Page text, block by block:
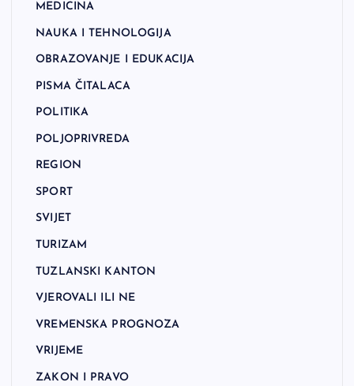
MEDICINA
NAUKA I TEHNOLOGIJA
OBRAZOVANJE I EDUKACIJA
PISMA ČITALACA
POLITIKA
POLJOPRIVREDA
REGION
SPORT
SVIJET
TURIZAM
TUZLANSKI KANTON
VJEROVALI ILI NE
VREMENSKA PROGNOZA
VRIJEME
ZAKON I PRAVO